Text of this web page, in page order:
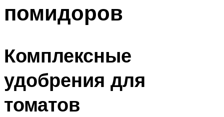
помидоров
Комплексные
удобрения для
томатов